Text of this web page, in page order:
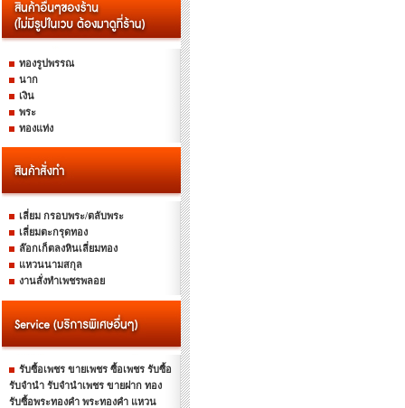
ทองรูปพรรณ
นาก
เงิน
พระ
ทองแท่ง
เลี่ยม กรอบพระ/ตลับพระ
เลี่ยมตะกรุดทอง
ล๊อกเก็ตลงหินเลี่ยมทอง
แหวนนามสกุล
งานสั่งทำเพชรพลอย
รับซื้อเพชร ขายเพชร ซื้อเพชร รับซื้อ
รับจำนำ รับจำนำเพชร ขายฝาก ทอง
รับซื้อพระทองคำ พระทองคำ แหวน